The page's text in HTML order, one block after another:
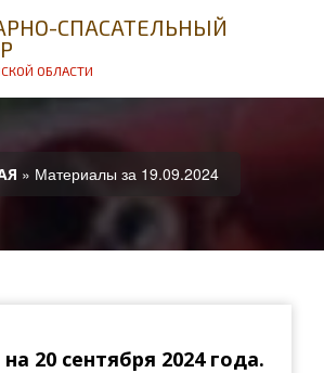
СПАСАТЕЛЬНЫЙ
ОБЛАСТИ
» Материалы за 19.09.2024
20 сентября 2024 года.